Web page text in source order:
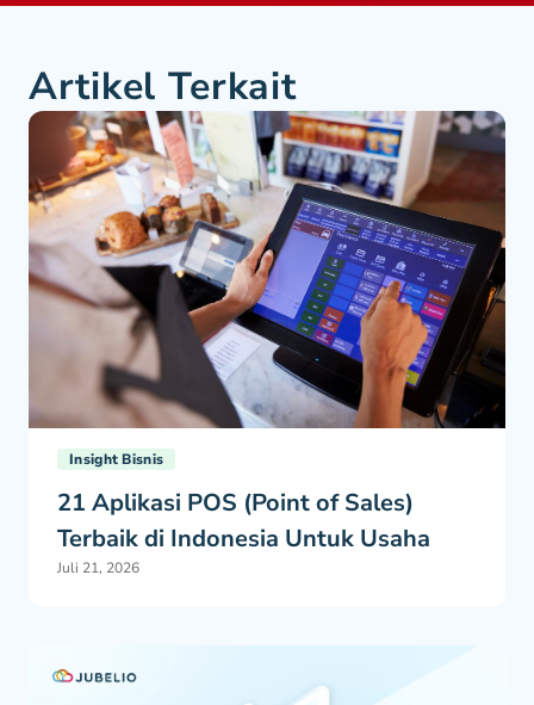
Artikel Terkait
Insight Bisnis
21 Aplikasi POS (Point of Sales)
Terbaik di Indonesia Untuk Usaha
Juli 21, 2026